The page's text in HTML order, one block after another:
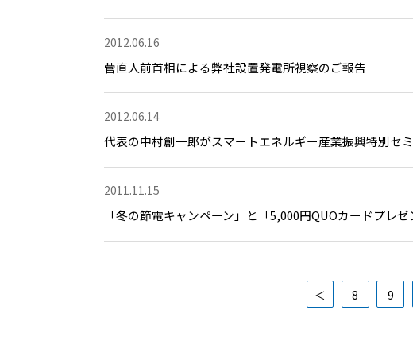
2012.06.16
菅直人前首相による弊社設置発電所視察のご報告
2012.06.14
代表の中村創一郎がスマートエネルギー産業振興特別セ
2011.11.15
「冬の節電キャンペーン」と「5,000円QUOカードプレゼ
＜ 8 9